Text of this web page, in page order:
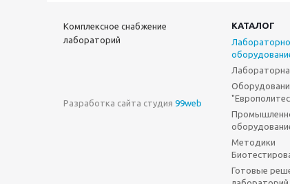
Комплексное снабжение
лабораторий
Разработка сайта студия 99web
КАТАЛОГ
Методики
Готовые